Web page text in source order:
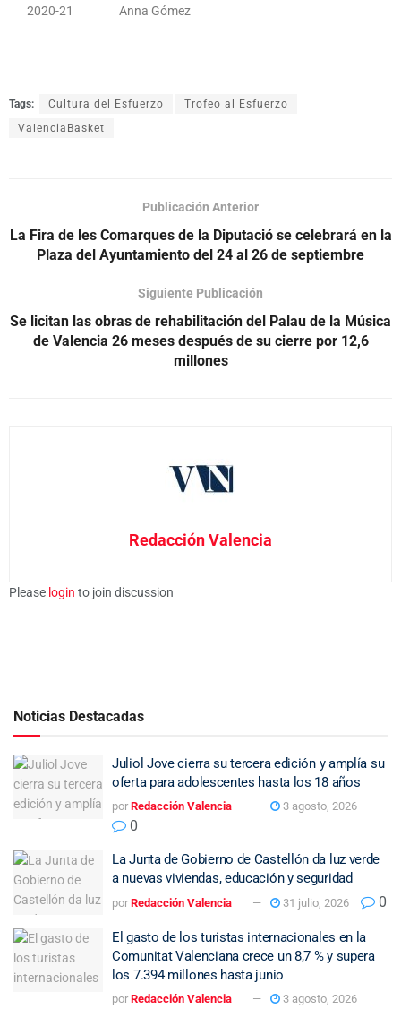
2020-21 Anna Gómez
Tags: Cultura del Esfuerzo
Trofeo al Esfuerzo
ValenciaBasket
Publicación Anterior
La Fira de les Comarques de la Diputació se celebrará en la
Plaza del Ayuntamiento del 24 al 26 de septiembre
Siguiente Publicación
Se licitan las obras de rehabilitación del Palau de la Música
de Valencia 26 meses después de su cierre por 12,6
millones
Redacción Valencia
Please login to join discussion
Noticias Destacadas
Juliol Jove cierra su tercera edición y amplía su
oferta para adolescentes hasta los 18 años
por Redacción Valencia 3 agosto, 2026
0
La Junta de Gobierno de Castellón da luz verde
a nuevas viviendas, educación y seguridad
por Redacción Valencia 31 julio, 2026 0
El gasto de los turistas internacionales en la
Comunitat Valenciana crece un 8,7 % y supera
los 7.394 millones hasta junio
por Redacción Valencia 3 agosto, 2026